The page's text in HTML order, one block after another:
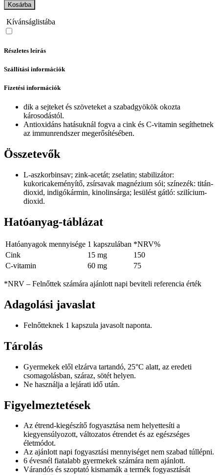
Kosárba
Kívánságlistába
Részletes leírás
Szállítási információk
Fizetési információk
dik a sejteket és szöveteket a szabadgyökök okozta
károsodástól.
Antioxidáns hatásuknál fogva a cink és C-vitamin segíthetnek
az immunrendszer megerősítésében.
Összetevők
L-aszkorbinsav; zink-acetát; zselatin; stabilizátor:
kukoricakeményítő, zsírsavak magnézium sói; színezék: titán-
dioxid, indigókármin, kinolinsárga; lesülést gátló: szilícium-
dioxid.
Hatóanyag-táblázat
Hatóanyagok mennyisége 1 kapszulában *NRV%
Cink
15 mg
150
C-vitamin
60 mg 75
*NRV – Felnőttek számára ajánlott napi beviteli referencia érték
Adagolási javaslat
Felnőtteknek 1 kapszula javasolt naponta.
Tárolás
Gyermekek elől elzárva tartandó, 25°C alatt, az eredeti
csomagolásban, száraz, sötét helyen.
Ne használja a lejárati idő után.
Figyelmeztetések
Az étrend-kiegészítő fogyasztása nem helyettesíti a
kiegyensúlyozott, változatos étrendet és az egészséges
életmódot.
Az ajánlott napi fogyasztási mennyiséget nem szabad túllépni.
6 évesnél fiatalabb gyermekek számára nem ajánlott.
Várandós és szoptató kismamák a termék fogyasztását